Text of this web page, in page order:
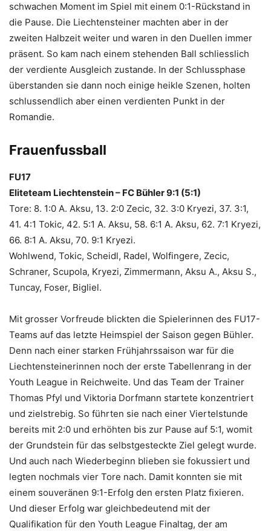
schwachen Moment im Spiel mit einem 0:1-Rückstand in
die Pause. Die Liechtensteiner machten aber in der
zweiten Halbzeit weiter und waren in den Duellen immer
präsent. So kam nach einem stehenden Ball schliesslich
der verdiente Ausgleich zustande. In der Schlussphase
überstanden sie dann noch einige heikle Szenen, holten
schlussendlich aber einen verdienten Punkt in der
Romandie.
Frauenfussball
FU17
Eliteteam Liechtenstein – FC Bühler 9:1 (5:1)
Tore: 8. 1:0 A. Aksu, 13. 2:0 Zecic, 32. 3:0 Kryezi, 37. 3:1,
41. 4:1 Tokic, 42. 5:1 A. Aksu, 58. 6:1 A. Aksu, 62. 7:1 Kryezi,
66. 8:1 A. Aksu, 70. 9:1 Kryezi.
Wohlwend, Tokic, Scheidl, Radel, Wolfingere, Zecic,
Schraner, Scupola, Kryezi, Zimmermann, Aksu A., Aksu S.,
Tuncay, Foser, Bigliel.
Mit grosser Vorfreude blickten die Spielerinnen des FU17-
Teams auf das letzte Heimspiel der Saison gegen Bühler.
Denn nach einer starken Frühjahrssaison war für die
Liechtensteinerinnen noch der erste Tabellenrang in der
Youth League in Reichweite. Und das Team der Trainer
Thomas Pfyl und Viktoria Dorfmann startete konzentriert
und zielstrebig. So führten sie nach einer Viertelstunde
bereits mit 2:0 und erhöhten bis zur Pause auf 5:1, womit
der Grundstein für das selbstgesteckte Ziel gelegt wurde.
Und auch nach Wiederbeginn blieben sie fokussiert und
legten nochmals vier Tore nach. Damit konnten sie mit
einem souveränen 9:1-Erfolg den ersten Platz fixieren.
Und dieser Erfolg war gleichbedeutend mit der
Qualifikation für den Youth League Finaltag, der am